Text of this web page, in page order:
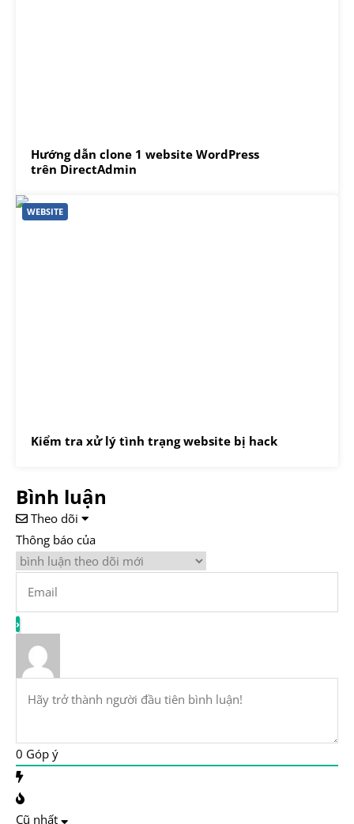
Hướng dẫn clone 1 website WordPress
trên DirectAdmin
WEBSITE
Kiểm tra xử lý tình trạng website bị hack
Bình luận
Theo dõi
Thông báo của
0 Góp ý
Cũ nhất